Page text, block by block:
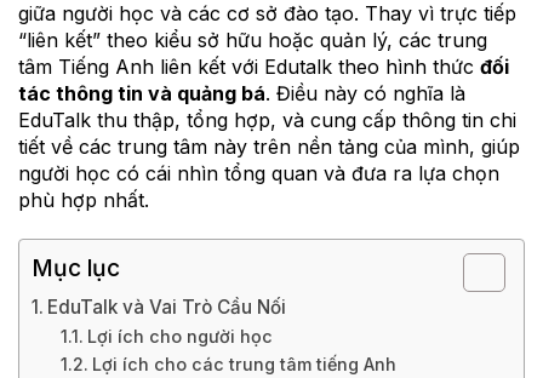
giữa người học và các cơ sở đào tạo. Thay vì trực tiếp
“liên kết” theo kiểu sở hữu hoặc quản lý, các trung
tâm Tiếng Anh liên kết với Edutalk theo hình thức đối
tác thông tin và quảng bá. Điều này có nghĩa là
EduTalk thu thập, tổng hợp, và cung cấp thông tin chi
tiết về các trung tâm này trên nền tảng của mình, giúp
người học có cái nhìn tổng quan và đưa ra lựa chọn
phù hợp nhất.
Mục lục
EduTalk và Vai Trò Cầu Nối
Lợi ích cho người học
Lợi ích cho các trung tâm tiếng Anh